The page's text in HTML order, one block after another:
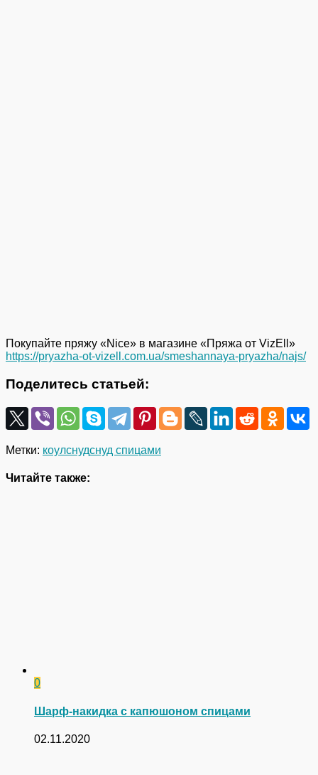
Покупайте пряжу «Nice» в магазине «Пряжа от VizEll»
https://pryazha-ot-vizell.com.ua/smeshannaya-pryazha/najs/
Поделитесь статьей:
Метки: коулснудснуд спицами
Читайте также:
0
Шарф-накидка с капюшоном спицами
02.11.2020